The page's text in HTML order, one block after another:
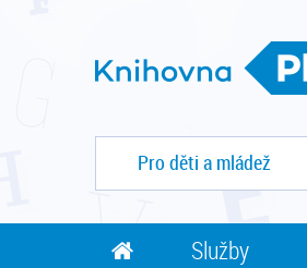
Pro děti a mládež
Služby